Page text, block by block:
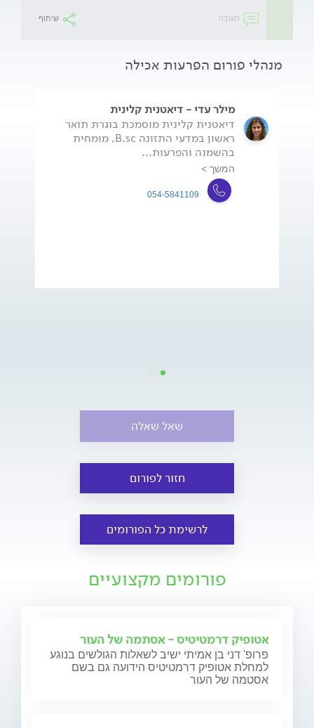
תגובה שיתוף
מנהלי פורום הפרעות אכילה
מילר עדי - דיאטנית קלינית
דיאטנית קלינית מוסמכת בוגרת תואר
ראשון במדעי התזונה B.sc, מומחית
בהשמנה והפרעות...
המשך >
054-5841109
שאל שאלה
חזור לפורום
לרשימת כל הפורומים
פורומים מקצועיים
אטופיק דרמטיטיס - אסתמה של העור
פרופ' דני בן אמיתי ישיב לשאלות הגולשים בנוגע
למחלת אטופיק דרמטיטיס הידועה גם בשם
אסטמה של העור